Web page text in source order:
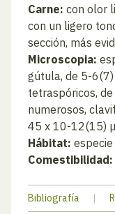
Carne: con olor
con un ligero
sección, más
Microscopia:
gútula, de 5-
tetraspóricos,
numerosos,
45 x 10-12(15)
Hábitat:
Comestibilidad:
Bibliografía |